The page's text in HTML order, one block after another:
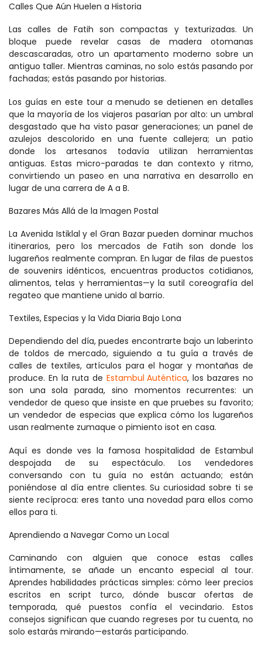
Calles Que Aún Huelen a Historia
Las calles de Fatih son compactas y texturizadas. Un
bloque puede revelar casas de madera otomanas
descascaradas, otro un apartamento moderno sobre un
antiguo taller. Mientras caminas, no solo estás pasando por
fachadas; estás pasando por historias.
Los guías en este tour a menudo se detienen en detalles
que la mayoría de los viajeros pasarían por alto: un umbral
desgastado que ha visto pasar generaciones; un panel de
azulejos descolorido en una fuente callejera; un patio
donde los artesanos todavía utilizan herramientas
antiguas. Estas micro-paradas te dan contexto y ritmo,
convirtiendo un paseo en una narrativa en desarrollo en
lugar de una carrera de A a B.
Bazares Más Allá de la Imagen Postal
La Avenida Istiklal y el Gran Bazar pueden dominar muchos
itinerarios, pero los mercados de Fatih son donde los
lugareños realmente compran. En lugar de filas de puestos
de souvenirs idénticos, encuentras productos cotidianos,
alimentos, telas y herramientas—y la sutil coreografía del
regateo que mantiene unido al barrio.
Textiles, Especias y la Vida Diaria Bajo Lona
Dependiendo del día, puedes encontrarte bajo un laberinto
de toldos de mercado, siguiendo a tu guía a través de
calles de textiles, artículos para el hogar y montañas de
produce. En la ruta de Estambul Auténtica, los bazares no
son una sola parada, sino momentos recurrentes: un
vendedor de queso que insiste en que pruebes su favorito;
un vendedor de especias que explica cómo los lugareños
usan realmente zumaque o pimiento isot en casa.
Aquí es donde ves la famosa hospitalidad de Estambul
despojada de su espectáculo. Los vendedores
conversando con tu guía no están actuando; están
poniéndose al día entre clientes. Su curiosidad sobre ti se
siente recíproca: eres tanto una novedad para ellos como
ellos para ti.
Aprendiendo a Navegar Como un Local
Caminando con alguien que conoce estas calles
íntimamente, se añade un encanto especial al tour.
Aprendes habilidades prácticas simples: cómo leer precios
escritos en script turco, dónde buscar ofertas de
temporada, qué puestos confía el vecindario. Estos
consejos significan que cuando regreses por tu cuenta, no
solo estarás mirando—estarás participando.